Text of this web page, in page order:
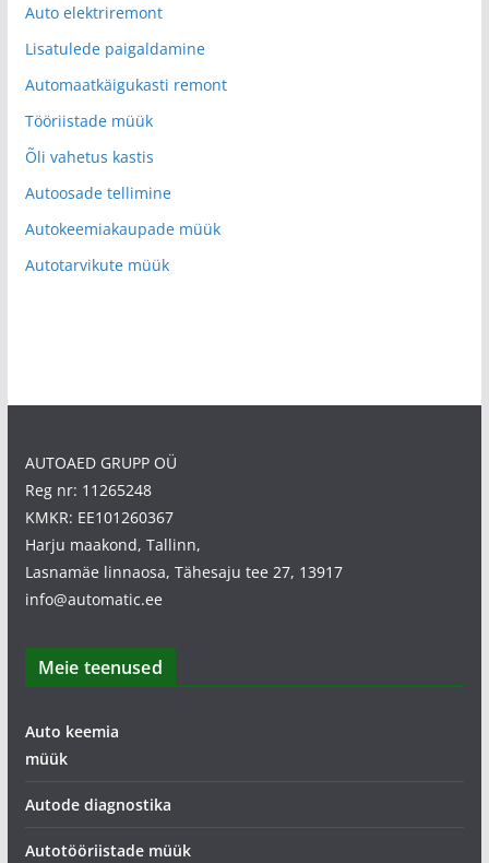
Auto elektriremont
Lisatulede paigaldamine
Automaatkäigukasti remont
Tööriistade müük
Õli vahetus kastis
Autoosade tellimine
Autokeemiakaupade müük
Autotarvikute müük
AUTOAED GRUPP OÜ
Reg nr: 11265248
KMKR: EE101260367
Harju maakond, Tallinn,
Lasnamäe linnaosa, Tähesaju tee 27, 13917
info@automatic.ee
Meie teenused
Auto keemia
müük
Autode diagnostika
Autotööriistade müük